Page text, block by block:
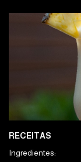
RECEITAS
Ingredientes: